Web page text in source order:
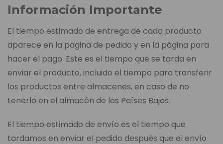
Información Importante
El tiempo estimado de entrega de cada producto
aparece en la página de pedido y en la página para
hacer el pago. Este es el tiempo que se tarda en
enviar el producto, incluido el tiempo para transferir
los productos entre almacenes, en caso de no
tenerlo en el almacén de los Países Bajos.
El tiempo estimado de envío es el tiempo que
tardamos en enviar el pedido después que el envío